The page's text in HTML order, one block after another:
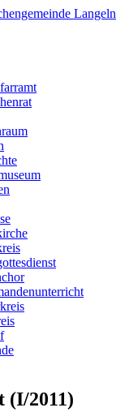
Langeln
Langeln
(I/2011)